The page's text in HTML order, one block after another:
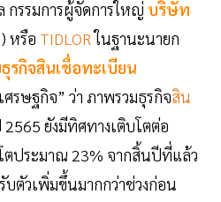
รรมการผู้จัดการใหญ่ บริษัท
หรือ TIDLORในฐานะนายก
รกิจสินเชื่อทะเบียน
ศรษฐกิจ” ว่า ภาพรวมธุรกิจสิน
ยังมีทิศทางเติบโตต่อ
ตประมาณ 23% จากสิ้นปีที่แล้ว
บตัวเพิ่มขึ้นมากกว่าช่วงก่อน